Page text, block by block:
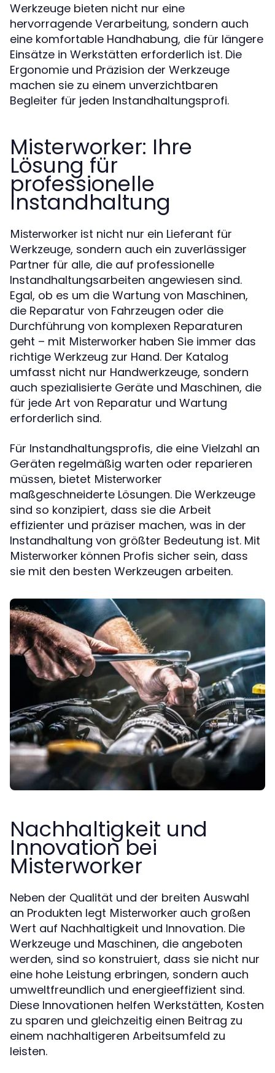
Werkzeuge bieten nicht nur eine
hervorragende Verarbeitung, sondern auch
eine komfortable Handhabung, die für längere
Einsätze in Werkstätten erforderlich ist. Die
Ergonomie und Präzision der Werkzeuge
machen sie zu einem unverzichtbaren
Begleiter für jeden Instandhaltungsprofi.
Misterworker: Ihre
Lösung für
professionelle
Instandhaltung
Misterworker ist nicht nur ein Lieferant für
Werkzeuge, sondern auch ein zuverlässiger
Partner für alle, die auf professionelle
Instandhaltungsarbeiten angewiesen sind.
Egal, ob es um die Wartung von Maschinen,
die Reparatur von Fahrzeugen oder die
Durchführung von komplexen Reparaturen
geht – mit Misterworker haben Sie immer das
richtige Werkzeug zur Hand. Der Katalog
umfasst nicht nur Handwerkzeuge, sondern
auch spezialisierte Geräte und Maschinen, die
für jede Art von Reparatur und Wartung
erforderlich sind.
Für Instandhaltungsprofis, die eine Vielzahl an
Geräten regelmäßig warten oder reparieren
müssen, bietet Misterworker
maßgeschneiderte Lösungen. Die Werkzeuge
sind so konzipiert, dass sie die Arbeit
effizienter und präziser machen, was in der
Instandhaltung von größter Bedeutung ist. Mit
Misterworker können Profis sicher sein, dass
sie mit den besten Werkzeugen arbeiten.
Nachhaltigkeit und
Innovation bei
Misterworker
Neben der Qualität und der breiten Auswahl
an Produkten legt Misterworker auch großen
Wert auf Nachhaltigkeit und Innovation. Die
Werkzeuge und Maschinen, die angeboten
werden, sind so konstruiert, dass sie nicht nur
eine hohe Leistung erbringen, sondern auch
umweltfreundlich und energieeffizient sind.
Diese Innovationen helfen Werkstätten, Kosten
zu sparen und gleichzeitig einen Beitrag zu
einem nachhaltigeren Arbeitsumfeld zu
leisten.